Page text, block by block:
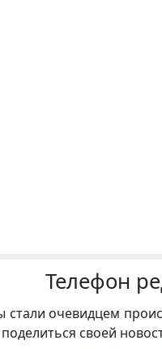
Телефон
стали очевидцем
поделиться своей